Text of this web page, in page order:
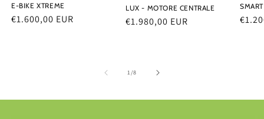
E-BIKE XTREME
Prezzo
€1.600,00 EUR
LUX - MOTORE CENTRALE
Prezzo
€1.980,00 EUR
1/su
8